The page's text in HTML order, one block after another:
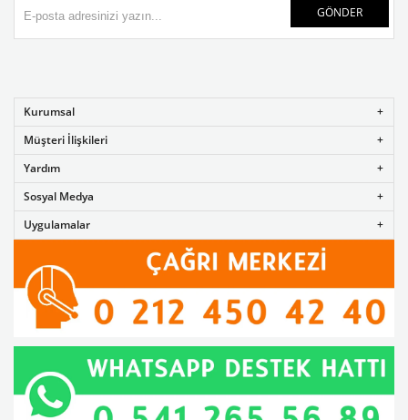
GÖNDER
Kurumsal
Müşteri İlişkileri
Yardım
Sosyal Medya
Uygulamalar